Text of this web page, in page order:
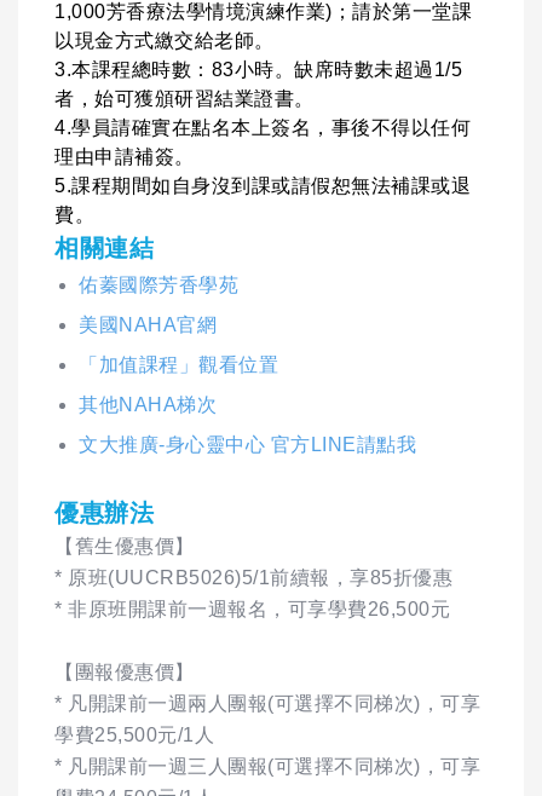
1,000芳香療法學情境演練作業)；請於第一堂課
以現金方式繳交給老師。
3.本課程總時數：83小時。缺席時數未超過1/5
者，始可獲頒研習結業證書。
4.學員請確實在點名本上簽名，事後不得以任何
理由申請補簽。
5.課程期間如自身沒到課或請假恕無法補課或退
費。
相關連結
佑蓁國際芳香學苑
美國NAHA官網
「加值課程」觀看位置
其他NAHA梯次
文大推廣-身心靈中心 官方LINE請點我
優惠辦法
【舊生優惠價】
* 原班(UUCRB5026)5/1前續報，享85折優惠
* 非原班開課前一週報名，可享學費26,500元
【團報優惠價】
* 凡開課前一週兩人團報(可選擇不同梯次)，可享
學費25,500元/1人
* 凡開課前一週三人團報(可選擇不同梯次)，可享